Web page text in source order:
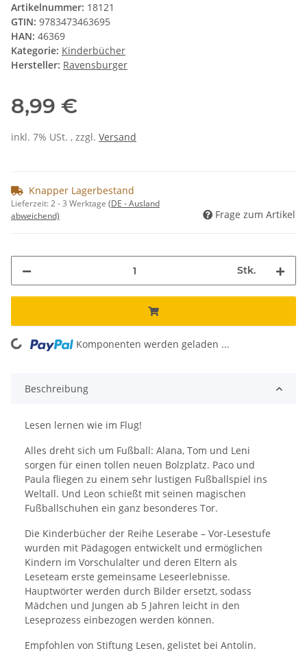
Artikelnummer: 18121
GTIN: 9783473463695
HAN: 46369
Kategorie: Kinderbücher
Hersteller: Ravensburger
8,99 €
inkl. 7% USt. , zzgl. Versand
Knapper Lagerbestand
Lieferzeit:2 - 3 Werktage (DE - Ausland
abweichend)
Frage zum Artikel
Stk.
Loading... Komponenten werden geladen ...
Beschreibung
Lesen lernen wie im Flug!
Alles dreht sich um Fußball: Alana, Tom und Leni
sorgen für einen tollen neuen Bolzplatz. Paco und
Paula fliegen zu einem sehr lustigen Fußballspiel ins
Weltall. Und Leon schießt mit seinen magischen
Fußballschuhen ein ganz besonderes Tor.
Die Kinderbücher der Reihe Leserabe – Vor-Lesestufe
wurden mit Pädagogen entwickelt und ermöglichen
Kindern im Vorschulalter und deren Eltern als
Leseteam erste gemeinsame Leseerlebnisse.
Hauptwörter werden durch Bilder ersetzt, sodass
Mädchen und Jungen ab 5 Jahren leicht in den
Leseprozess einbezogen werden können.
Empfohlen von Stiftung Lesen, gelistet bei Antolin.